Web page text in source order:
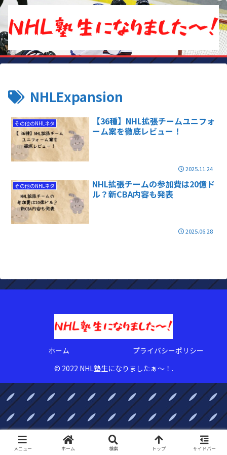
NHLExpansion
その他のNHLネタ
【36種】NHL拡張チームユニフォ
ーム案を徹底レビュー！
2025.11.24
その他のNHLネタ
NHL拡張チームの参加費は20億ド
ル？新CBA内容も発表
2025.06.28
ホーム
プライバシーポリシー
© 2022 NHL塾生になりましたぁ〜！.
メニュー ホーム 検索 トップ サイドバー